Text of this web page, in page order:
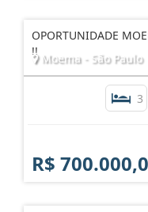
OPORTUNIDADE
!!Moema - São Paulo
3
R$